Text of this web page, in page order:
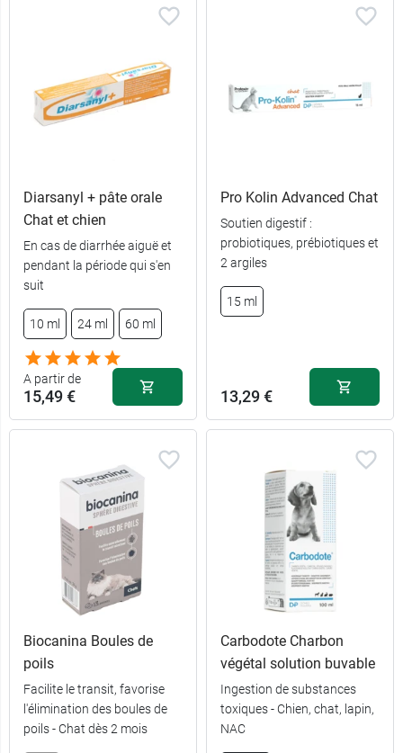
Diarsanyl + pâte orale
Chat et chien
En cas de diarrhée aiguë et
pendant la période qui s'en
suit
10 ml 24 ml 60 ml
A partir de
15,49 €
10 ml 15,49 €
24 ml 17,59 €
Pro Kolin Advanced Chat
Soutien digestif :
probiotiques, prébiotiques et
2 argiles
15 ml
13,29 €
Biocanina Boules de
poils
Facilite le transit, favorise
l'élimination des boules de
poils - Chat dès 2 mois
Carbodote Charbon
végétal solution buvable
Ingestion de substances
toxiques - Chien, chat, lapin,
NAC